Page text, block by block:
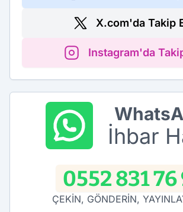
X.com'da Takip
Instagram'da
İhbar
0552 831 76
ÇEKİN, GÖNDERİN,